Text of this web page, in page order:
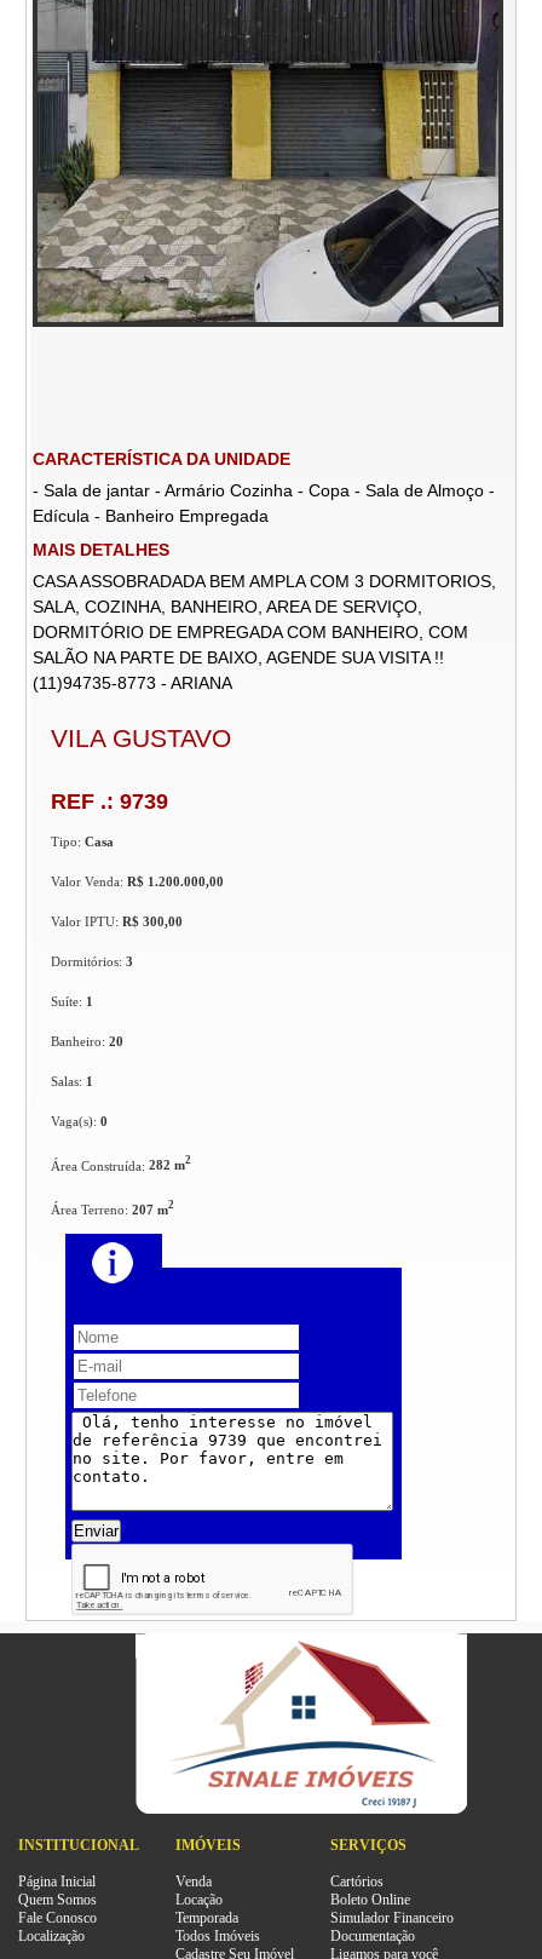
CARACTERÍSTICA DA UNIDADE
- Sala de jantar - Armário Cozinha - Copa - Sala de Almoço -
Edícula - Banheiro Empregada
MAIS DETALHES
CASA ASSOBRADADA BEM AMPLA COM 3 DORMITORIOS,
SALA, COZINHA, BANHEIRO, AREA DE SERVIÇO,
DORMITÓRIO DE EMPREGADA COM BANHEIRO, COM
SALÃO NA PARTE DE BAIXO, AGENDE SUA VISITA !!
(11)94735-8773 - ARIANA
VILA GUSTAVO
REF .: 9739
Tipo:Casa
Valor Venda:R$ 1.200.000,00
Valor IPTU:R$ 300,00
Dormitórios:3
Suíte: 1
Banheiro:20
Salas: 1
Vaga(s):0
Área Construída:282 m2
Área Terreno:207 m2
Enviar
INSTITUCIONAL
Página Inicial
Quem Somos
Fale Conosco
Localização
IMÓVEIS
Venda
Locação
Temporada
Todos Imóveis
Cadastre Seu Imóvel
SERVIÇOS
Cartórios
Boleto Online
Simulador Financeiro
Documentação
Ligamos para você